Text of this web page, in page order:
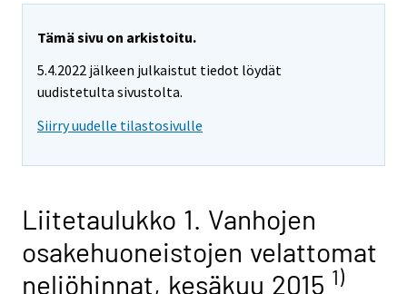
Tämä sivu on arkistoitu.
5.4.2022 jälkeen julkaistut tiedot löydät
uudistetulta sivustolta.
Siirry uudelle tilastosivulle
Liitetaulukko 1. Vanhojen
osakehuoneistojen velattomat
neliöhinnat, kesäkuu 2015 1)